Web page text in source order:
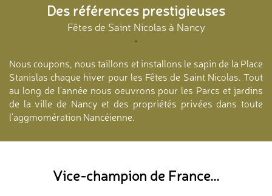
Des références prestigieuses
Fêtes de Saint Nicolas à Nancy
.
Nous coupons, nous taillons et installons le sapin de la Place
Stanislas chaque hiver pour les Fêtes de Saint Nicolas. Tout
au long de l'année nous oeuvrons pour les Parcs et jardins
de la ville de Nancy et des propriétés privées dans toute
l'aggmomération Nancéienne.
Vice-champion de France...